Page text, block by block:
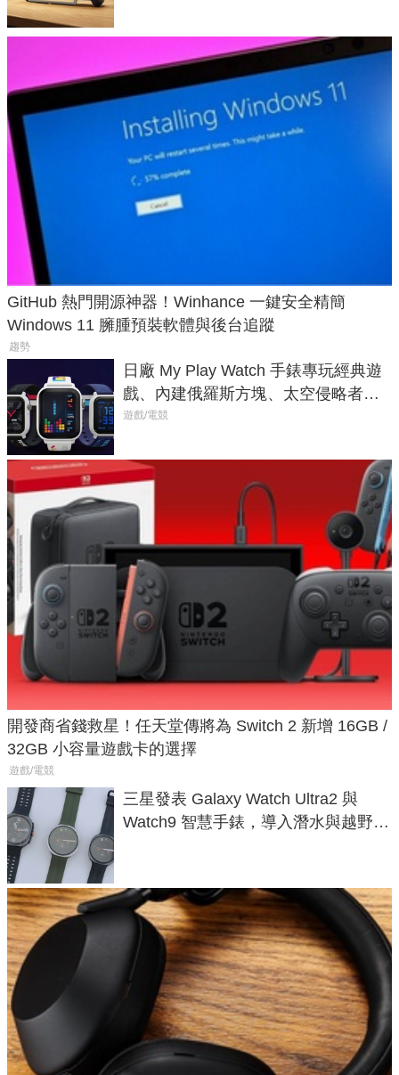
GitHub 熱門開源神器！Winhance 一鍵安全精簡
Windows 11 臃腫預裝軟體與後台追蹤
趨勢
日廠 My Play Watch 手錶專玩經典遊
戲、內建俄羅斯方塊、太空侵略者，
不過竟然不能連手機？
遊戲/電競
開發商省錢救星！任天堂傳將為 Switch 2 新增 16GB /
32GB 小容量遊戲卡的選擇
遊戲/電競
三星發表 Galaxy Watch Ultra2 與
Watch9 智慧手錶，導入潛水與越野跑